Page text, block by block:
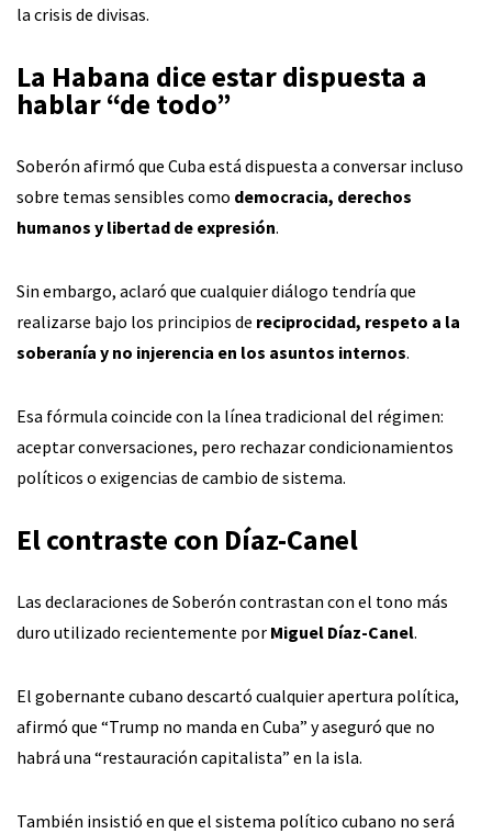
la crisis de divisas.
La Habana dice estar dispuesta a
hablar “de todo”
Soberón afirmó que Cuba está dispuesta a conversar incluso
sobre temas sensibles como democracia, derechos
humanos y libertad de expresión.
Sin embargo, aclaró que cualquier diálogo tendría que
realizarse bajo los principios de reciprocidad, respeto a la
soberanía y no injerencia en los asuntos internos.
Esa fórmula coincide con la línea tradicional del régimen:
aceptar conversaciones, pero rechazar condicionamientos
políticos o exigencias de cambio de sistema.
El contraste con Díaz-Canel
Las declaraciones de Soberón contrastan con el tono más
duro utilizado recientemente por Miguel Díaz-Canel.
El gobernante cubano descartó cualquier apertura política,
afirmó que “Trump no manda en Cuba” y aseguró que no
habrá una “restauración capitalista” en la isla.
También insistió en que el sistema político cubano no será